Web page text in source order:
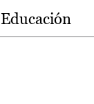
Educación